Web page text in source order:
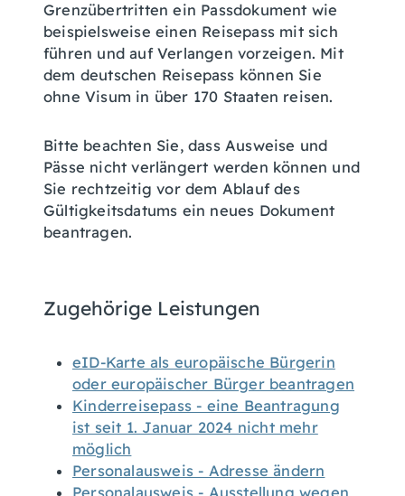
Grenzübertritten ein Passdokument wie
beispielsweise einen Reisepass mit sich
führen und auf Verlangen vorzeigen. Mit
dem deutschen Reisepass können Sie
ohne Visum in über 170 Staaten reisen.
Bitte beachten Sie, dass Ausweise und
Pässe nicht verlängert werden können und
Sie rechtzeitig vor dem Ablauf des
Gültigkeitsdatums ein neues Dokument
beantragen.
Zugehörige Leistungen
eID-Karte als europäische Bürgerin
oder europäischer Bürger beantragen
Kinderreisepass - eine Beantragung
ist seit 1. Januar 2024 nicht mehr
möglich
Personalausweis - Adresse ändern
Personalausweis - Ausstellung wegen